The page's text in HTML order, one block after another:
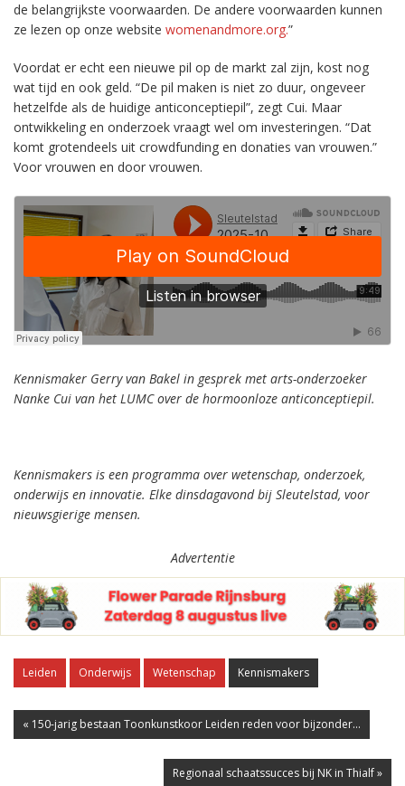
de belangrijkste voorwaarden. De andere voorwaarden kunnen
ze lezen op onze website womenandmore.org.”
Voordat er echt een nieuwe pil op de markt zal zijn, kost nog
wat tijd en ook geld. “De pil maken is niet zo duur, ongeveer
hetzelfde als de huidige anticonceptiepil”, zegt Cui. Maar
ontwikkeling en onderzoek vraagt wel om investeringen. “Dat
komt grotendeels uit crowdfunding en donaties van vrouwen.”
Voor vrouwen en door vrouwen.
Kennismaker Gerry van Bakel in gesprek met arts-onderzoeker
Nanke Cui van het LUMC over de hormoonloze anticonceptiepil.
Kennismakers is een programma over wetenschap, onderzoek,
onderwijs en innovatie. Elke dinsdagavond bij Sleutelstad, voor
nieuwsgierige mensen.
Advertentie
Leiden Onderwijs Wetenschap Kennismakers
« 150-jarig bestaan Toonkunstkoor Leiden reden voor bijzonder...
Regionaal schaatssucces bij NK in Thialf »